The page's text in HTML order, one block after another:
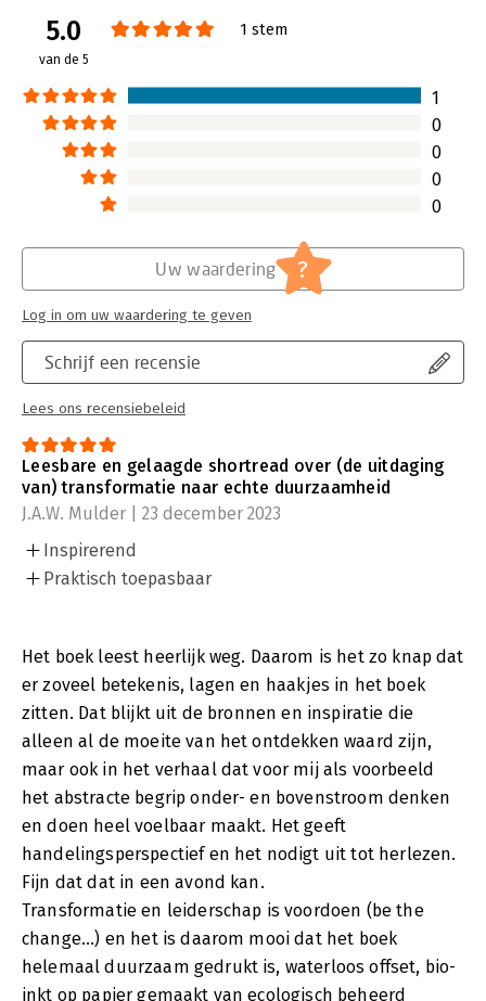
productontwikkeling.
5.0
van de 5
1 stem
1
0
0
0
0
Schrijf een recensie
Lees ons recensiebeleid
Uw waardering ?
Log in om uw waardering te geven
Leesbare en gelaagde shortread over (de uitdaging
van) transformatie naar echte duurzaamheid
J.A.W. Mulder | 23 december 2023
Inspirerend
Praktisch toepasbaar
Het boek leest heerlijk weg. Daarom is het zo knap dat
er zoveel betekenis, lagen en haakjes in het boek
zitten. Dat blijkt uit de bronnen en inspiratie die
alleen al de moeite van het ontdekken waard zijn,
maar ook in het verhaal dat voor mij als voorbeeld
het abstracte begrip onder- en bovenstroom denken
en doen heel voelbaar maakt. Het geeft
handelingsperspectief en het nodigt uit tot herlezen.
Fijn dat dat in een avond kan.
Transformatie en leiderschap is voordoen (be the
change...) en het is daarom mooi dat het boek
helemaal duurzaam gedrukt is, waterloos offset, bio-
inkt op papier gemaakt van ecologisch beheerd